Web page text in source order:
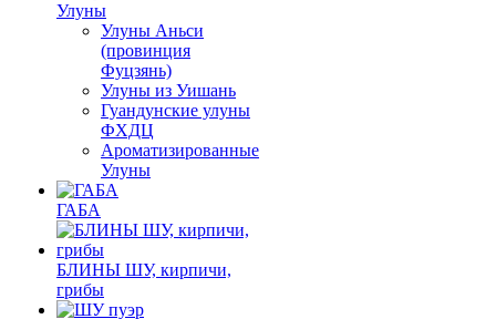
Улуны
Улуны Аньси
(провинция
Фуцзянь)
Улуны из Уишань
Гуандунские улуны
ФХДЦ
Ароматизированные
Улуны
ГАБА
БЛИНЫ ШУ, кирпичи,
грибы